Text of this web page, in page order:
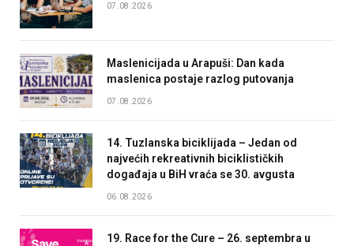
07.08.2026
Maslenicijada u Arapuši: Dan kada
maslenica postaje razlog putovanja
07.08.2026
14. Tuzlanska biciklijada – Jedan od
najvećih rekreativnih biciklističkih
događaja u BiH vraća se 30. avgusta
06.08.2026
19. Race for the Cure – 26. septembra u